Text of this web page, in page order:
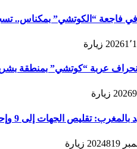
“الكوتشي” بمكناس.. تسجيل
زيارة
عربة “كوتشي” بمنطقة
زيارة
إلى 9 وإحداث عمالات جديدة لتعزيز الحكامة والتنمية
819 زيارة